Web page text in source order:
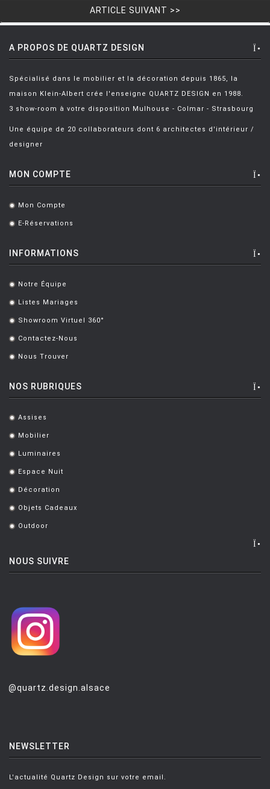
INGO MAURER
JIELDÉ
KNOLL
KRISTALIA
LAPALMA
LIGNE ROSET
LUCE PLAN
MAGIS
MAISON BERGER PARIS
MDF
MEMPHIS
MENU
MONTANA
MOOOI
MUUTO
NEMO
NOTRE MONDE
ARTICLE SUIVANT >>
A PROPOS DE QUARTZ DESIGN
Spécialisé dans le mobilier et la décoration depuis 1865, la
maison Klein-Albert crée l'enseigne QUARTZ DESIGN en 1988.
3 show-room à votre disposition Mulhouse - Colmar - Strasbourg
Une équipe de 20 collaborateurs dont 6 architectes d'intérieur /
designer
MON COMPTE
. Mon Compte
. E-Réservations
INFORMATIONS
. Notre Équipe
. Listes Mariages
. Showroom Virtuel 360°
. Contactez-Nous
. Nous Trouver
NOS RUBRIQUES
. Assises
. Mobilier
. Luminaires
. Espace Nuit
. Décoration
. Objets Cadeaux
. Outdoor
NOUS SUIVRE
@quartz.design.alsace
NEWSLETTER
L'actualité Quartz Design sur votre email.